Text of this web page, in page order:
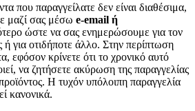
που παραγγείλατε δεν είναι διαθέσιμα,
μαζί σας μέσω e-email ή
ώστε να σας ενημερώσουμε για τον
για οτιδήποτε άλλο. Στην περίπτωση
εφόσον κρίνετε ότι το χρονικό αυτό
να ζητήσετε ακύρωση της παραγγελίας
Η τυχόν υπόλοιπη παραγγελία
κανονικά.